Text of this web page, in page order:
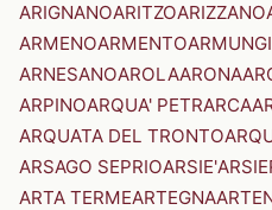
ARIGNANOARITZOARIZZANO
ARMENOARMENTO
ARNESANOAROLAARONA
ARPINOARQUA' PETRARCA
ARQUATA DEL TRONTO
ARSAGO SEPRIOARSIE'
ARTA TERMEARTEGNA